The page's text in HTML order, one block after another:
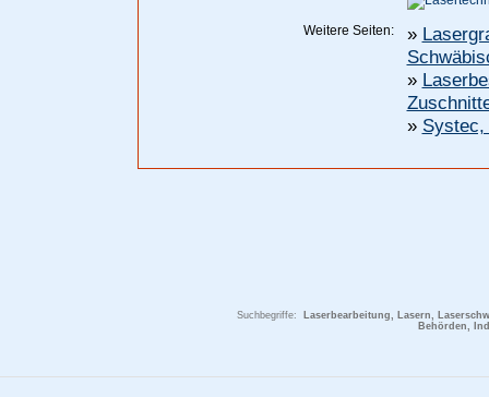
Weitere Seiten: »
»
» Systec,
Suchbegriffe:
Laserbearbeitung, Lasern,
Behörden,